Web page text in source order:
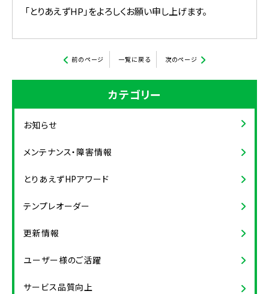
「とりあえずHP」をよろしくお願い申し上げます。
前のページ 一覧に戻る 次のページ
カテゴリー
お知らせ
メンテナンス・障害情報
とりあえずHPアワード
テンプレオーダー
更新情報
ユーザー様のご活躍
サービス品質向上